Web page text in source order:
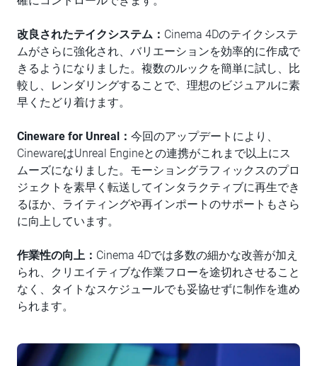
改良されたテイクシステム： Cinema 4Dのテイクシステ
ムがさらに強化され、バリエーションを効率的に作成で
きるようになりました。複数のルックを簡単に試し、比
較し、レンダリングすることで、理想のビジュアルに素
早くたどり着けます。
Cineware for Unreal： 今回のアップデートにより、
CinewareはUnreal Engineとの連携がこれまで以上にス
ムーズになりました。モーショングラフィックスのプロ
ジェクトを素早く転送してインタラクティブに再生でき
るほか、ライティングや再インポートのサポートもさら
に向上しています。
作業性の向上： Cinema 4Dでは多数の細かな改善が加え
られ、クリエイティブな作業フローを途切れさせること
なく、タイトなスケジュールでも妥協せずに制作を進め
られます。